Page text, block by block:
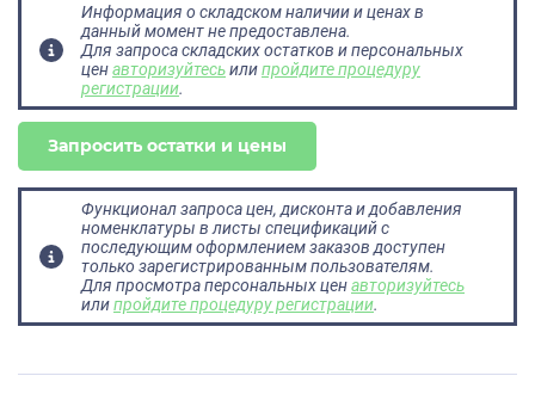
Информация о складском наличии и ценах в
данный момент не предоставлена.
Для запроса складских остатков и персональных
ценавторизуйтесьилипройдите процедуру
регистрации.
Запросить остатки и цены
Функционал запроса цен, дисконта и добавления
номенклатуры в листы спецификаций с
последующим оформлением заказов доступен
только зарегистрированным пользователям.
Для просмотра персональных ценавторизуйтесь
илипройдите процедуру регистрации.